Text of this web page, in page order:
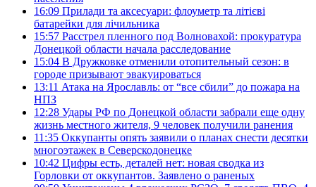
16:09 Прилади та аксесуари: флоуметр та літієві
батарейки для лічильника
15:57 Расстрел пленного под Волновахой: прокуратура
Донецкой области начала расследование
15:04 В Дружковке отменили отопительный сезон: в
городе призывают эвакуироваться
13:11 Атака на Ярославль: от “все сбили” до пожара на
НПЗ
12:28 Удары РФ по Донецкой области забрали еще одну
жизнь местного жителя, 9 человек получили ранения
11:35 Оккупанты опять заявили о планах снести десятки
многоэтажек в Северскодонецке
10:42 Цифры есть, деталей нет: новая сводка из
Горловки от оккупантов. Заявлено о раненых